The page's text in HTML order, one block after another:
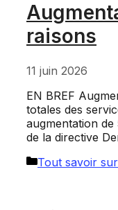
raisons
11 juin 2026
EN BREF
totales des
augmentation
de la directive
Catégories
Tout savoir